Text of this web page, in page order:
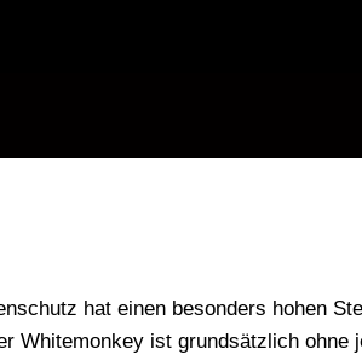
hat einen besonders hohen
Whitemonkey ist grundsätzlich ohne